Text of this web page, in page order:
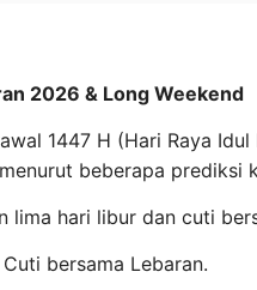
2026 & Long Weekend
1447 H (Hari Raya
beberapa prediksi
lima hari libur dan cuti
bersama Lebaran.